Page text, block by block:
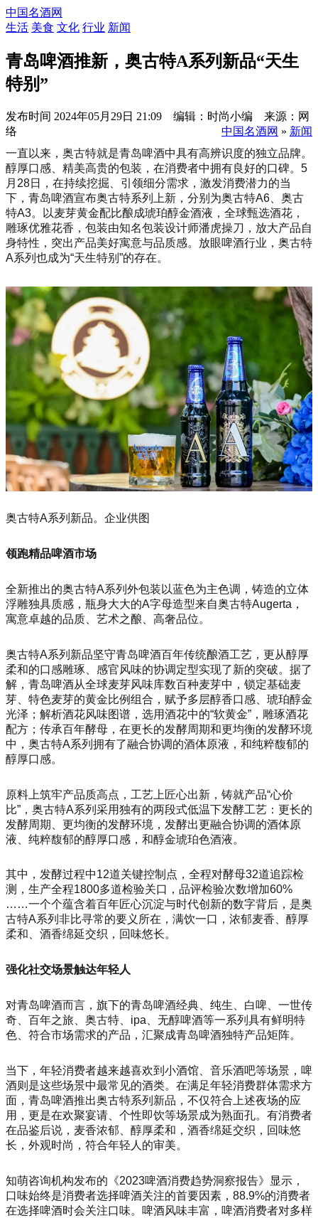
中国名酒网
生活 美食 文化 行业 新闻
青岛啤酒推新，奥古特A系列新品“天生
特别”
发布时间 2024年05月29日 21:09 编辑：时尚小编 来源：网
络
中国名酒网 » 新闻
一直以来，奥古特就是青岛啤酒中具有高辨识度的独立品牌。
醇厚口感、精美高贵的包装，在消费者中拥有良好的口碑。5
月28日，在持续挖掘、引领细分需求，激发消费潜力的当
下，青岛啤酒宣布奥古特系列上新，分别为奥古特A6、奥古
特A3。以麦芽黄金配比酿成琥珀醇金酒液，全球甄选酒花，
雕琢优雅花香，包装由知名包装设计师潘虎操刀，放大产品自
身特性，突出产品美好寓意与品质感。放眼啤酒行业，奥古特
A系列也成为“天生特别”的存在。
奥古特A系列新品。企业供图
领跑精品啤酒市场
全新推出的奥古特A系列外包装以蓝色为主色调，铸造的立体
浮雕独具质感，瓶身大大的A字母造型来自奥古特Augerta，
寓意卓越的品质、艺术之酿、高奢品位。
奥古特A系列新品坚守青岛啤酒百年传统酿酒工艺，更从醇厚
柔和的口感雕琢、感官风味的协调定型实现了新的突破。据了
解，青岛啤酒从全球麦芽风味库数百种麦芽中，锁定基础麦
芽、特色麦芽的黄金比例组合，赋予多层醇香口感、琥珀醇金
光泽；解析酒花风味图谱，选用酒花中的“软黄金”，雕琢酒花
配方；传承百年酵母，在更长的发酵周期和更均衡的发酵环境
中，奥古特A系列拥有了融合协调的酒体原液，和纯粹馥郁的
醇厚口感。
原料上筑牢产品质高点，工艺上匠心出新，铸就产品“心价
比”，奥古特A系列采用独有的两段式低温下发酵工艺：更长的
发酵周期、更均衡的发酵环境，发酵出更融合协调的酒体原
液、纯粹馥郁的醇厚口感，和醇金琥珀色酒液。
其中，发酵过程中12道关键控制点，全程对酵母32道追踪检
测，生产全程1800多道检验关口，品评检验次数增加60%
……一个个蕴含着百年匠心沉淀与时代创新的数字背后，是奥
古特A系列非比寻常的要义所在，满饮一口，浓郁麦香、醇厚
柔和、酒香绵延交织，回味悠长。
强化社交场景触达年轻人
对青岛啤酒而言，旗下的青岛啤酒经典、纯生、白啤、一世传
奇、百年之旅、奥古特、ipa、无醇啤酒等一系列具有鲜明特
色、符合市场需求的产品，汇聚成青岛啤酒独特产品矩阵。
当下，年轻消费者越来越喜欢到小酒馆、音乐酒吧等场景，啤
酒则是这些场景中最常见的酒类。在满足年轻消费群体需求方
面，青岛啤酒推出奥古特系列新品，不仅符合上述夜场的应
用，更是在欢聚宴请、个性即饮等场景成为熟面孔。有消费者
在品鉴后说，麦香浓郁、醇厚柔和，酒香绵延交织，回味悠
长，外观时尚，符合年轻人的审美。
知萌咨询机构发布的《2023啤酒消费趋势洞察报告》显示，
口味始终是消费者选择啤酒关注的首要因素，88.9%的消费者
在选择啤酒时会关注口味。啤酒风味丰富，啤酒消费者对多样